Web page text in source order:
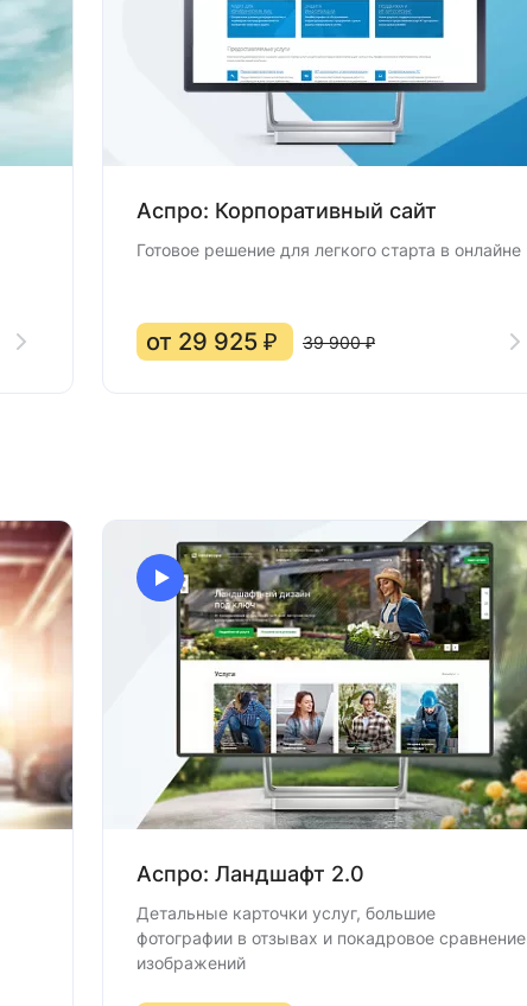
Аспро: Корпоративный сайт
Готовое решение для легкого старта в онлайне
от 29 925 ₽ 39 900 ₽
Аспро: Ландшафт 2.0
Детальные карточки услуг, большие
фотографии в отзывах и покадровое сравнение
изображений